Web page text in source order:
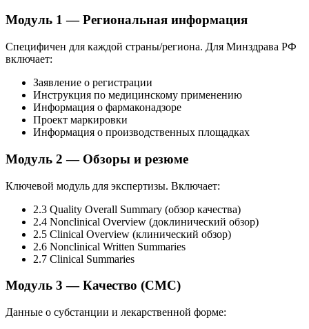
Модуль 1 — Региональная информация
Специфичен для каждой страны/региона. Для Минздрава РФ
включает:
Заявление о регистрации
Инструкция по медицинскому применению
Информация о фармаконадзоре
Проект маркировки
Информация о производственных площадках
Модуль 2 — Обзоры и резюме
Ключевой модуль для экспертизы. Включает:
2.3 Quality Overall Summary (обзор качества)
2.4 Nonclinical Overview (доклинический обзор)
2.5 Clinical Overview (клинический обзор)
2.6 Nonclinical Written Summaries
2.7 Clinical Summaries
Модуль 3 — Качество (CMC)
Данные о субстанции и лекарственной форме: